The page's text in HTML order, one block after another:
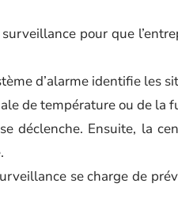
pour que
d’alarme identifie les
de température ou de la
déclenche. Ensuite, la
se charge de